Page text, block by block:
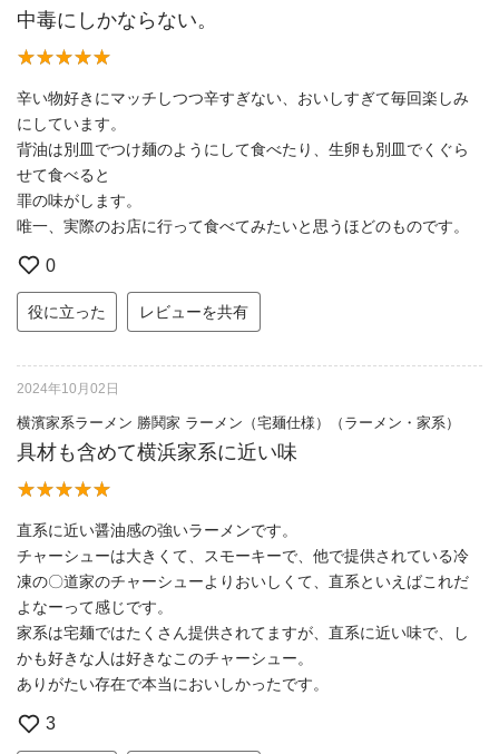
中毒にしかならない。
辛い物好きにマッチしつつ辛すぎない、おいしすぎて毎回楽しみ
にしています。
背油は別皿でつけ麺のようにして食べたり、生卵も別皿でくぐら
せて食べると
罪の味がします。
唯一、実際のお店に行って食べてみたいと思うほどのものです。
0
役に立った レビューを共有
2024年10月02日
横濱家系ラーメン 勝鬨家 ラーメン（宅麺仕様）（ラーメン・家系）
具材も含めて横浜家系に近い味
直系に近い醤油感の強いラーメンです。
チャーシューは大きくて、スモーキーで、他で提供されている冷
凍の〇道家のチャーシューよりおいしくて、直系といえばこれだ
よなーって感じです。
家系は宅麺ではたくさん提供されてますが、直系に近い味で、し
かも好きな人は好きなこのチャーシュー。
ありがたい存在で本当においしかったです。
3